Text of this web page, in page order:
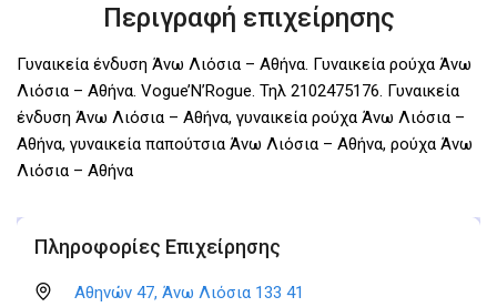
Περιγραφή επιχείρησης
Γυναικεία ένδυση Άνω Λιόσια – Αθήνα. Γυναικεία ρούχα Άνω
Λιόσια – Αθήνα. Vogue’N’Rogue. Τηλ 2102475176. Γυναικεία
ένδυση Άνω Λιόσια – Αθήνα, γυναικεία ρούχα Άνω Λιόσια –
Αθήνα, γυναικεία παπούτσια Άνω Λιόσια – Αθήνα, ρούχα Άνω
Λιόσια – Αθήνα
Πληροφορίες Επιχείρησης
Αθηνών 47, Άνω Λιόσια 133 41